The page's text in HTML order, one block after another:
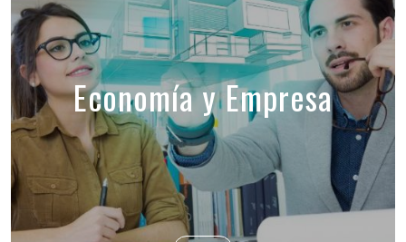
Economía y Empresa